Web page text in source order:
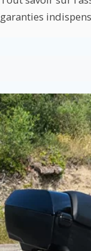
garanties